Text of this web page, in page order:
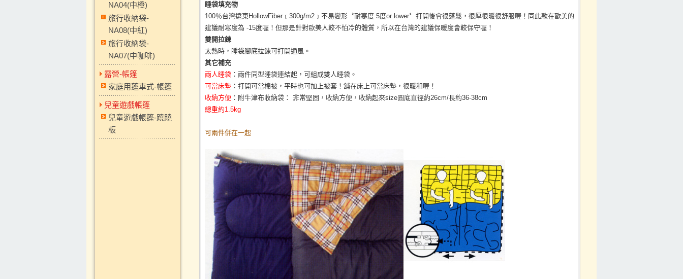
NA04(中橙)
旅行收納袋-
NA08(中紅)
旅行收納袋-
NA07(中咖啡)
露營-帳篷
家庭用蓬車式-帳篷
兒童遊戲帳篷
兒童遊戲帳篷-蹺蹺
板
睡袋填充物
100％台灣遠東HollowFiber﹝300g/m2﹞不易變形〝耐寒度 5度or lower〞打開後會很蓬鬆，很厚很暖很舒服喔！同此款在歐美的
建議耐寒度為 -15度喔！但那是針對歐美人較不怕冷的體質，所以在台灣的建議保暖度會較保守喔！
雙開拉鍊
太熱時，睡袋腳底拉鍊可打開通風。
其它補充
兩人睡袋：兩件同型睡袋連結起，可組成雙人睡袋。
可當床墊：打開可當棉被，平時也可加上被套！舖在床上可當床墊，很暖和喔！
收納方便：附牛津布收納袋： 非常堅固，收納方便，收納起來size圓底直徑約26cm/長約36-38cm
總重約1.5kg
可兩件併在一起